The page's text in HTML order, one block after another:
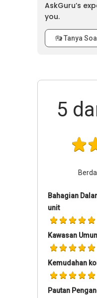
AskGuru’s
you.
Tanya
5
Bahagian
unit
Kawasan
Kemudahan
Pautan